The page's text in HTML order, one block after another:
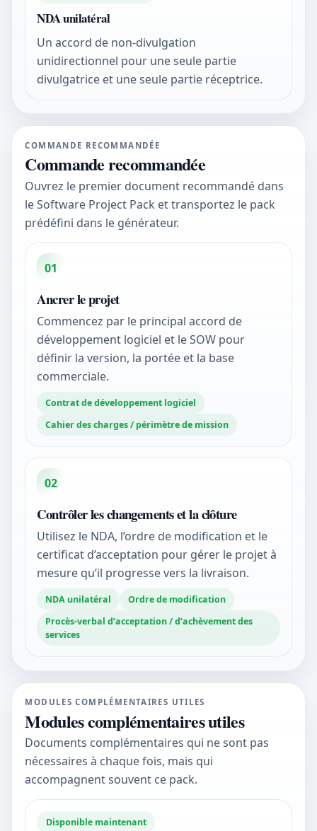
NDA unilatéral
Un accord de non-divulgation
unidirectionnel pour une seule partie
divulgatrice et une seule partie réceptrice.
COMMANDE RECOMMANDÉE
Commande recommandée
Ouvrez le premier document recommandé dans
le Software Project Pack et transportez le pack
prédéfini dans le générateur.
01
Ancrer le projet
Commencez par le principal accord de
développement logiciel et le SOW pour
définir la version, la portée et la base
commerciale.
Contrat de développement logiciel
Cahier des charges / périmètre de mission
02
Contrôler les changements et la clôture
Utilisez le NDA, l’ordre de modification et le
certificat d’acceptation pour gérer le projet à
mesure qu’il progresse vers la livraison.
NDA unilatéral
Ordre de modification
Procès-verbal d’acceptation / d’achèvement des
services
MODULES COMPLÉMENTAIRES UTILES
Modules complémentaires utiles
Documents complémentaires qui ne sont pas
nécessaires à chaque fois, mais qui
accompagnent souvent ce pack.
Disponible maintenant